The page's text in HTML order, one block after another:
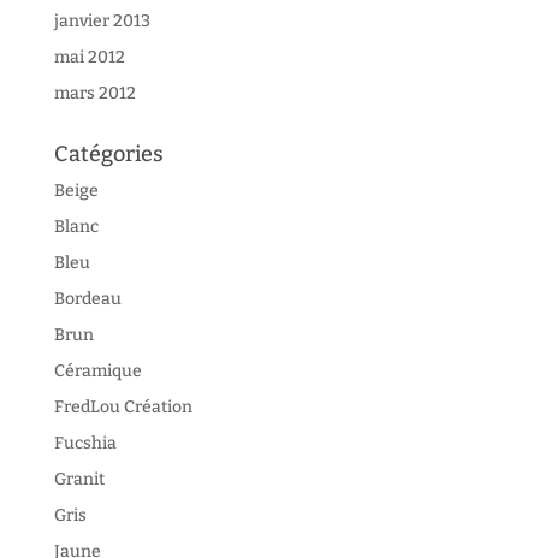
janvier 2013
mai 2012
mars 2012
Catégories
Beige
Blanc
Bleu
Bordeau
Brun
Céramique
FredLou Création
Fucshia
Granit
Gris
Jaune